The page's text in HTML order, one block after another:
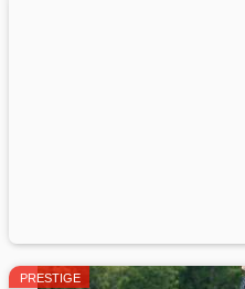
PRESTIGE